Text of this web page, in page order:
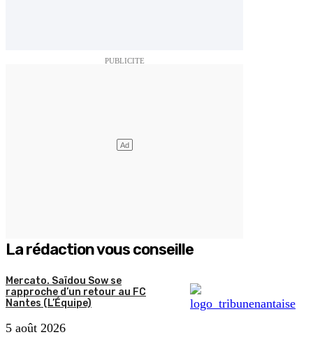
La rédaction vous conseille
Mercato. Saïdou Sow se
rapproche d’un retour au FC
Nantes (L’Équipe)
5 août 2026